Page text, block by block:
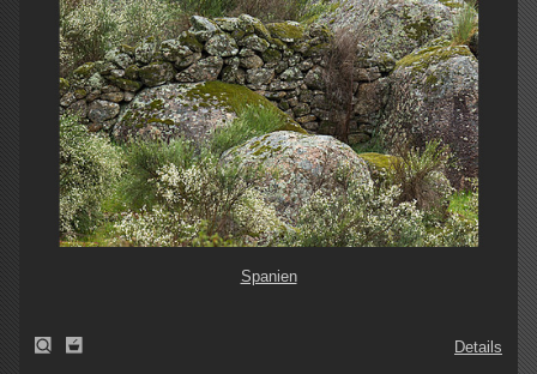
Spanien
Details